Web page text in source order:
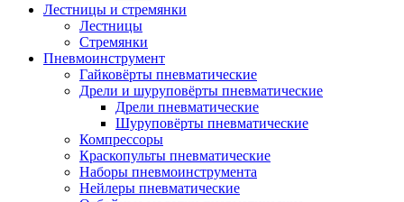
Лестницы и стремянки
Лестницы
Стремянки
Пневмоинструмент
Гайковёрты пневматические
Дрели и шуруповёрты пневматические
Дрели пневматические
Шуруповёрты пневматические
Компрессоры
Краскопульты пневматические
Наборы пневмоинструмента
Нейлеры пневматические